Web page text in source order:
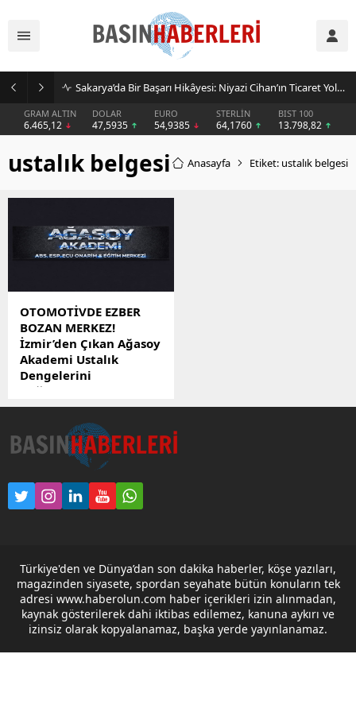
Sakarya’da Bir Başarı Hikâyesi: Niyazi Cihan’ın Ticaret Yolculuğu Markalara Dönüştü
GRAM ALTIN
6.465,12
DOLAR
47,5935
EURO
54,9385
STERLİN
64,1760
BIST 100
13.798,82
ustalık belgesi Anasayfa Etiket: ustalık belgesi
OTOMOTİVDE EZBER
BOZAN MERKEZ!
İzmir’den Çıkan Ağasoy
Akademi Ustalık
Dengelerini
Değiştiriyor
Türkiye’de otomotiv
sektöründe yıllardır
konuşulan “nitelikli usta
açığı” tartışmasına
İzmir’den güçlü bir yanıt
geldi. Ağasoy Akademi,
klasik sanayi kurslarının
arkasındaki isim ise
sektörün yakından
tanıdığı Sait Usta. Yurt
dışında hibrit ve elektrikli
araç teknolojileri üzerine
Türkiye'den ve Dünya’dan son dakika haberler, köşe yazıları,
magazinden siyasete, spordan seyahate bütün konuların tek
adresi www.haberolun.com haber içerikleri izin alınmadan,
kaynak gösterilerek dahi iktibas edilemez, kanuna aykırı ve
izinsiz olarak kopyalanamaz, başka yerde yayınlanamaz.